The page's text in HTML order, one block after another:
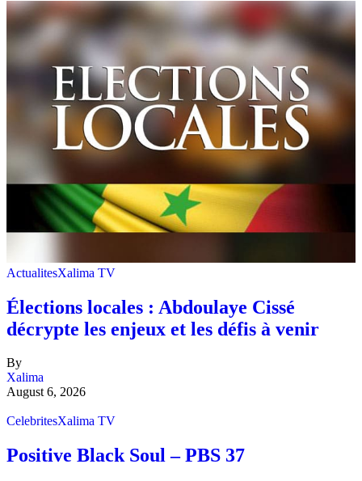
ActualitesXalima TV
Élections locales : Abdoulaye Cissé
décrypte les enjeux et les défis à venir
By
Xalima
August 6, 2026
CelebritesXalima TV
Positive Black Soul – PBS 37